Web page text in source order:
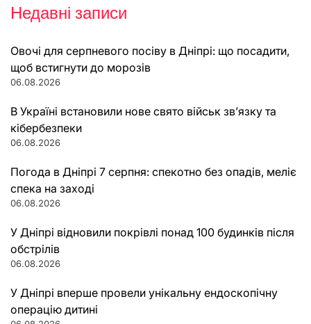
Недавні записи
Овочі для серпневого посіву в Дніпрі: що посадити,
щоб встигнути до морозів
06.08.2026
В Україні встановили нове свято військ зв’язку та
кібербезпеки
06.08.2026
Погода в Дніпрі 7 серпня: спекотно без опадів, меліє
спека на заході
06.08.2026
У Дніпрі відновили покрівлі понад 100 будинків після
обстрілів
06.08.2026
У Дніпрі вперше провели унікальну ендоскопічну
операцію дитині